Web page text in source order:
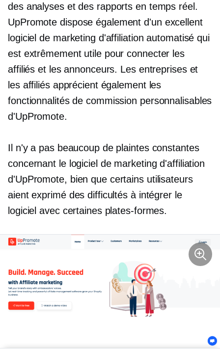
des analyses et des rapports en temps réel.
UpPromote dispose également d'un excellent
logiciel de marketing d'affiliation automatisé qui
est extrêmement utile pour connecter les
affiliés et les annonceurs. Les entreprises et
les affiliés apprécient également les
fonctionnalités de commission personnalisables
d'UpPromote.
Il n'y a pas beaucoup de plaintes constantes
concernant le logiciel de marketing d'affiliation
d'UpPromote, bien que certains utilisateurs
aient exprimé des difficultés à intégrer le
logiciel avec certaines plates-formes.